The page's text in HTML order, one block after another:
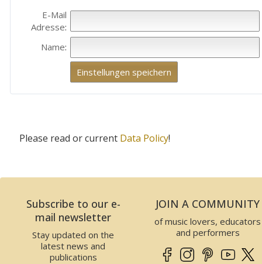
E-Mail
Adresse:
Name:
Please read or current Data Policy!
Subscribe to our e-
mail newsletter
Stay updated on the
latest news and
publications
JOIN A COMMUNITY
of music lovers, educators
and performers